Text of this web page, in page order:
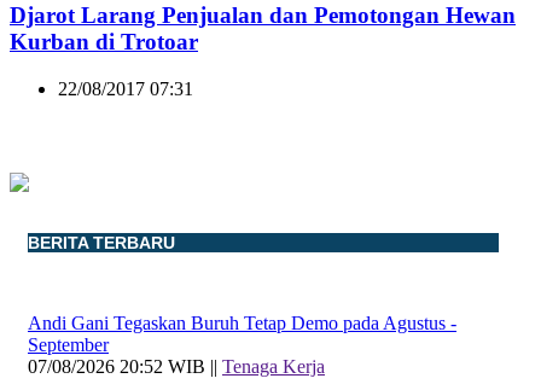
Djarot Larang Penjualan dan Pemotongan Hewan
Kurban di Trotoar
22/08/2017 07:31
BERITA TERBARU
Andi Gani Tegaskan Buruh Tetap Demo pada Agustus -
September
07/08/2026 20:52 WIB || Tenaga Kerja